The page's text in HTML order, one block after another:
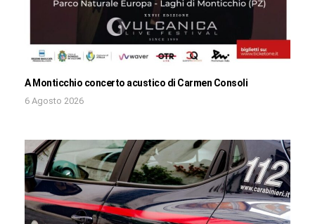
A Monticchio concerto acustico di Carmen Consoli
6 Agosto 2026